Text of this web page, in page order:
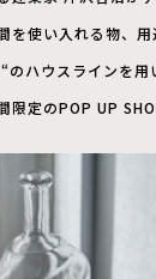
を使い入れる物、
のハウスラインを用
限定のPOP UP